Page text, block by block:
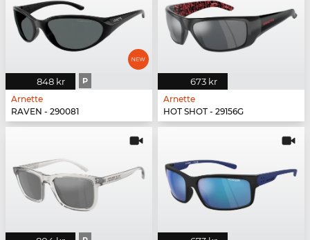
848 kr P
Arnette
RAVEN - 290081
673 kr
Arnette
HOT SHOT - 29156G